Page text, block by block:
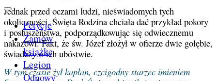
Petycje
Zamów
książkę
Legion
Odnowy
Jednak przed oczami ludzi, nieświadomych tych
okoliczności, Święta Rodzina chciała dać przykład pokory
i posłuszeństwa, podporządkowując się odwiecznemu
nakazowi. Fakt, że św. Józef złożył w ofierze dwie gołębie,
świadczy o ich ubóstwie.
W tym czasie żył kapłan, czcigodny starzec imieniem